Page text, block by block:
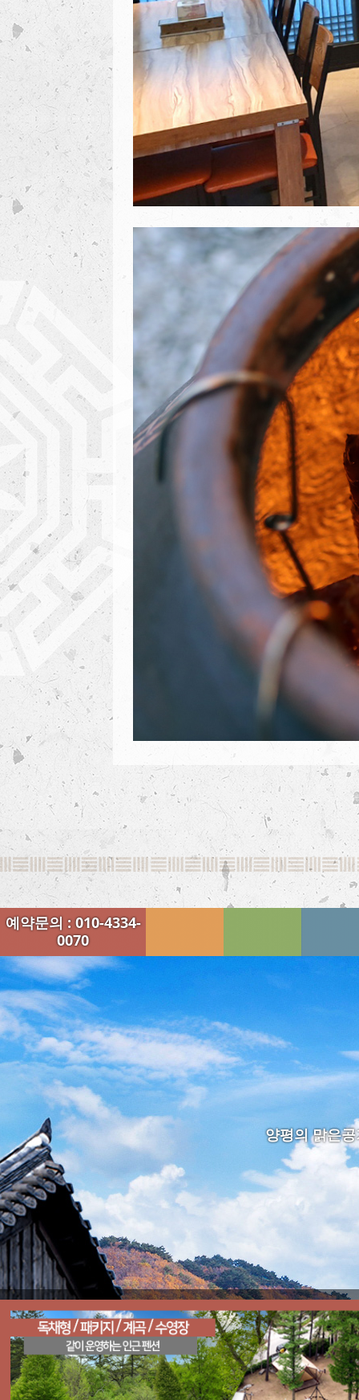
예약문의 : 010-4334-
0070
양평의 맑은